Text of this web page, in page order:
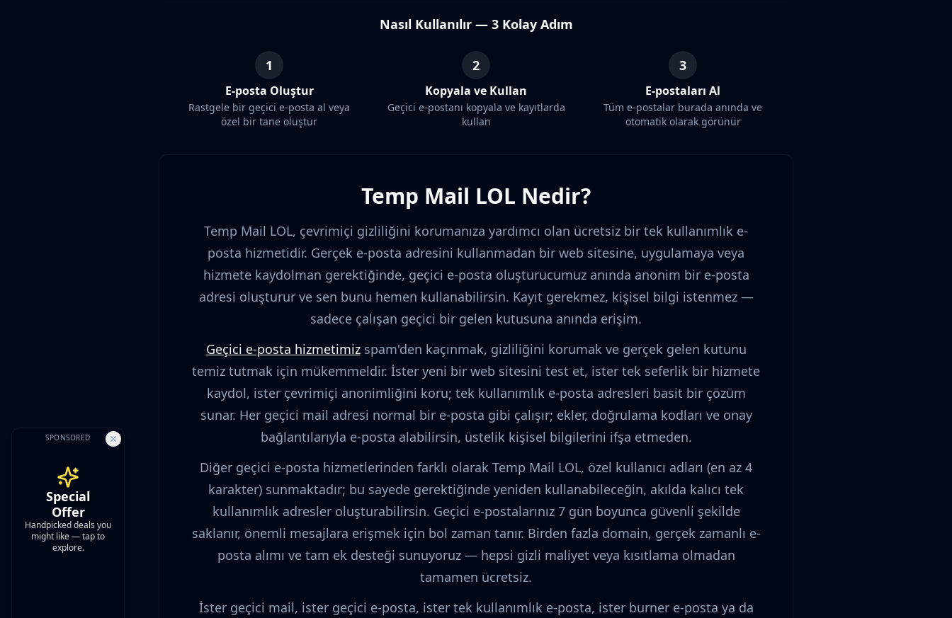
SPONSORED
Special
Offer
Handpicked deals you
might like — tap to
explore.
Nasıl Kullanılır — 3 Kolay Adım
1
E-posta Oluştur
Rastgele bir geçici e-posta al veya
özel bir tane oluştur
2
Kopyala ve Kullan
Geçici e-postanı kopyala ve kayıtlarda
kullan
3
E-postaları Al
Tüm e-postalar burada anında ve
otomatik olarak görünür
Temp Mail LOL Nedir?
Temp Mail LOL, çevrimiçi gizliliğini korumanıza yardımcı olan ücretsiz bir tek kullanımlık e-
posta hizmetidir. Gerçek e-posta adresini kullanmadan bir web sitesine, uygulamaya veya
hizmete kaydolman gerektiğinde, geçici e-posta oluşturucumuz anında anonim bir e-posta
adresi oluşturur ve sen bunu hemen kullanabilirsin. Kayıt gerekmez, kişisel bilgi istenmez —
sadece çalışan geçici bir gelen kutusuna anında erişim.
Geçici e-posta hizmetimizspam'den kaçınmak, gizliliğini korumak ve gerçek gelen kutunu
temiz tutmak için mükemmeldir. İster yeni bir web sitesini test et, ister tek seferlik bir hizmete
kaydol, ister çevrimiçi anonimliğini koru; tek kullanımlık e-posta adresleri basit bir çözüm
sunar. Her geçici mail adresi normal bir e-posta gibi çalışır; ekler, doğrulama kodları ve onay
bağlantılarıyla e-posta alabilirsin, üstelik kişisel bilgilerini ifşa etmeden.
Diğer geçici e-posta hizmetlerinden farklı olarak Temp Mail LOL, özel kullanıcı adları (en az 4
karakter) sunmaktadır; bu sayede gerektiğinde yeniden kullanabileceğin, akılda kalıcı tek
kullanımlık adresler oluşturabilirsin. Geçici e-postalarınız 7 gün boyunca güvenli şekilde
saklanır, önemli mesajlara erişmek için bol zaman tanır. Birden fazla domain, gerçek zamanlı e-
posta alımı ve tam ek desteği sunuyoruz — hepsi gizli maliyet veya kısıtlama olmadan
tamamen ücretsiz.
İster geçici mail, ister geçici e-posta, ister tek kullanımlık e-posta, ister burner e-posta ya da